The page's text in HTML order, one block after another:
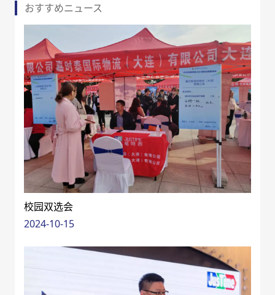
おすすめニュース
校园双选会
2024-10-15